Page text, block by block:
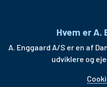
Hvem er A.
A. Enggaard A/S er en af
udviklere og